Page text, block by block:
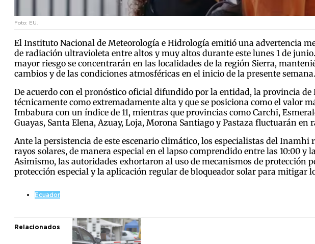
Foto: EU.
El Instituto Nacional de Meteorología e Hidrología emitió una advertencia
de radiación ultravioleta entre altos y muy altos durante este lunes 1 de
mayor riesgo se concentrarán en las localidades de la región Sierra,
cambios y de las condiciones atmosféricas en el inicio de la presente semana.
De acuerdo con el pronóstico oficial difundido por la entidad, la provincia
técnicamente como extremadamente alta y que se posiciona como el valor
Imbabura con un índice de 11, mientras que provincias como Carchi,
Guayas, Santa Elena, Azuay, Loja, Morona Santiago y Pastaza fluctuarán en
Ante la persistencia de este escenario climático, los especialistas del
rayos solares, de manera especial en el lapso comprendido entre las 10:00
Asimismo, las autoridades exhortaron al uso de mecanismos de protección
protección especial y la aplicación regular de bloqueador solar para mitigar
Ecuador
Relacionados